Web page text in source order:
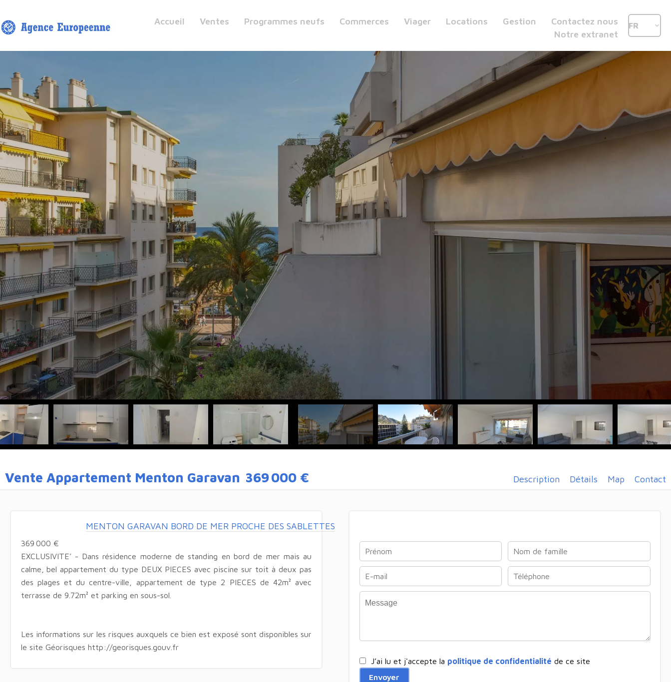
Accueil Ventes Programmes neufs Commerces Viager Locations Gestion
Contactez nous
Notre extranet
FR
Vente Appartement Menton Garavan 369 000 € Description Détails Map Contact
MENTON GARAVAN BORD DE MER PROCHE DES SABLETTES
369 000 €
EXCLUSIVITE' - Dans résidence moderne de standing en bord de mer mais au
calme, bel appartement du type DEUX PIECES avec piscine sur toit à deux pas
des plages et du centre-ville, appartement de type 2 PIECES de 42m² avec
terrasse de 9.72m² et parking en sous-sol.
Les informations sur les risques auxquels ce bien est exposé sont disponibles sur
le site Géorisques http://georisques.gouv.fr
J’ai lu et j'accepte la politique de confidentialité de ce site
Envoyer